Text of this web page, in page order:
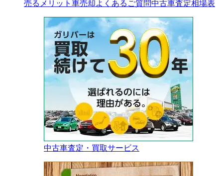
売るメリット 車売却よくあるご質問中古車査定相場表
中古車査定・買取サービス